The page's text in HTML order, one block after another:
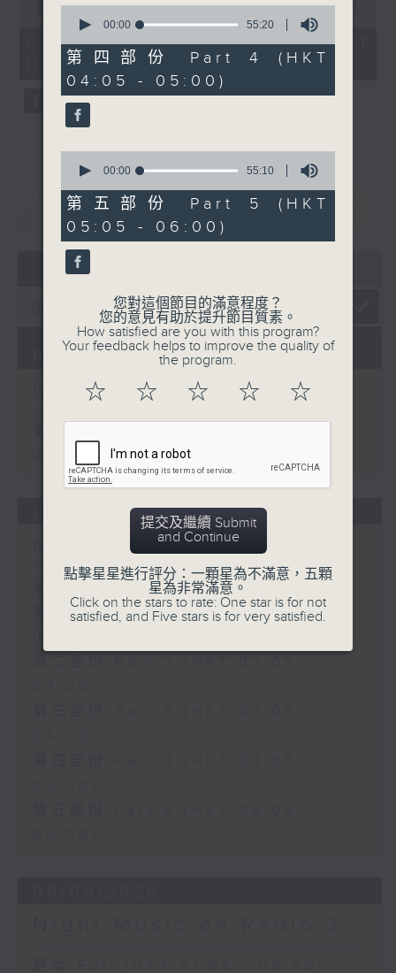
seconds
minutes,
seconds
00:00 54:59
08/08/2026 - 第一部份 Part 1
(HKT 01:05 - 02:00)
重溫 CATCHUP
07 - 08
08/08/2026
Night Music on Radio 3
07/08/2026
Night Music on Radio 3
足本 Full (HKT 01:05 - 06:00)
第一部份 Part 1 (HKT 01:05 -
seconds
55
minutes,
20
seconds
00:00 55:20
第四部份 Part 4 (HKT
04:05 - 05:00)
seconds
55
minutes,
10
seconds
00:00 55:10
第五部份 Part 5 (HKT
05:05 - 06:00)
您對這個節目的滿意程度？
您的意見有助於提升節目質素。
How satisfied are you with this program?
Your feedback helps to improve the quality of
the program.
☆ ☆ ☆ ☆ ☆
提交及繼續 Submit
and Continue
點擊星星進行評分：一顆星為不滿意，五顆
星為非常滿意。
Click on the stars to rate: One star is for not
satisfied, and Five stars is for very satisfied.